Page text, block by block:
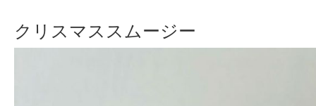
クリスマススムージー